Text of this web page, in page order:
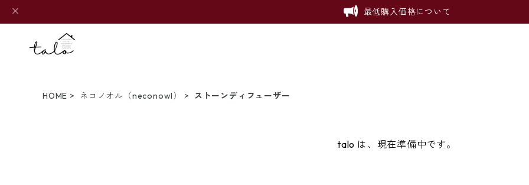
最低購入価格について
HOME ネコノオル（neconowl） ストーンディフューザー
talo は、現在準備中です。